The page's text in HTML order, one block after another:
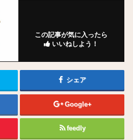
この記事が気に入ったら
いいねしよう！
シェア
Google+
feedly